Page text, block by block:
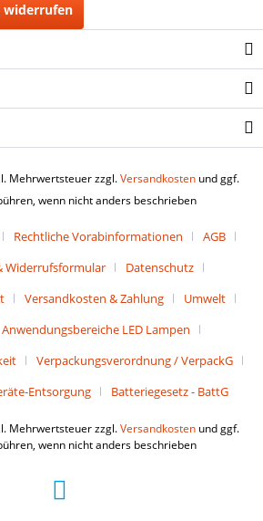
widerrufen
Mehrwertsteuer zzgl.Versandkosten und ggf.
wenn nicht anders beschrieben
Rechtliche Vorabinformationen
AGB
Widerrufsformular
Datenschutz
Versandkosten & Zahlung
Umwelt
Anwendungsbereiche LED Lampen
Verpackungsverordnung / VerpackG
Entsorgung
Batteriegesetz - BattG
Mehrwertsteuer zzgl.Versandkosten und ggf.
wenn nicht anders beschrieben